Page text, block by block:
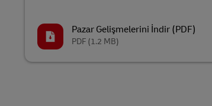
Pazar Gelişmelerini İndir (PDF)
PDF (1.2 MB)